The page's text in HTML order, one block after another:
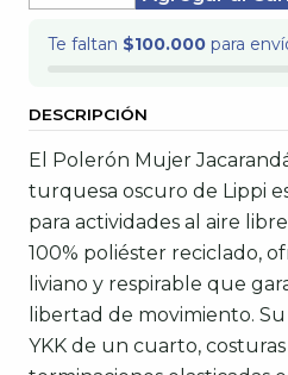
Te faltan $100.000 para
DESCRIPCIÓN
El Polerón Mujer
turquesa oscuro de Lippi
para actividades al aire
100% poliéster reciclado,
liviano y respirable que
libertad de movimiento.
YKK de un cuarto,